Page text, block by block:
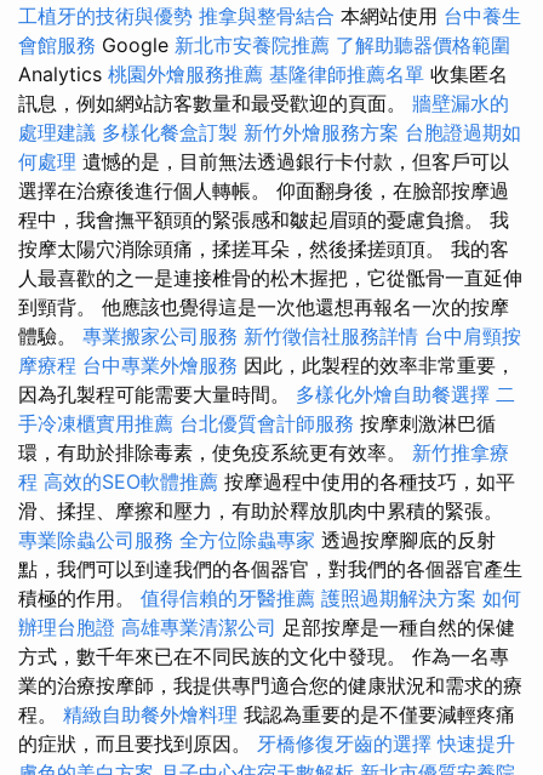
工植牙的技術與優勢 推拿與整骨結合 本網站使用 台中養生
會館服務 Google 新北市安養院推薦 了解助聽器價格範圍
Analytics 桃園外燴服務推薦 基隆律師推薦名單 收集匿名
訊息，例如網站訪客數量和最受歡迎的頁面。 牆壁漏水的
處理建議 多樣化餐盒訂製 新竹外燴服務方案 台胞證過期如
何處理 遺憾的是，目前無法透過銀行卡付款，但客戶可以
選擇在治療後進行個人轉帳。 仰面翻身後，在臉部按摩過
程中，我會撫平額頭的緊張感和皺起眉頭的憂慮負擔。 我
按摩太陽穴消除頭痛，揉搓耳朵，然後揉搓頭頂。 我的客
人最喜歡的之一是連接椎骨的松木握把，它從骶骨一直延伸
到頸背。 他應該也覺得這是一次他還想再報名一次的按摩
體驗。 專業搬家公司服務 新竹徵信社服務詳情 台中肩頸按
摩療程 台中專業外燴服務 因此，此製程的效率非常重要，
因為孔製程可能需要大量時間。 多樣化外燴自助餐選擇 二
手冷凍櫃實用推薦 台北優質會計師服務 按摩刺激淋巴循
環，有助於排除毒素，使免疫系統更有效率。 新竹推拿療
程 高效的SEO軟體推薦 按摩過程中使用的各種技巧，​​如平
滑、揉捏、摩擦和壓力，有助於釋放肌肉中累積的緊張。
專業除蟲公司服務 全方位除蟲專家 透過按摩腳底的反射
點，我們可以到達我們的各個器官，對我們的各個器官產生
積極的作用。 值得信賴的牙醫推薦 護照過期解決方案 如何
辦理台胞證 高雄專業清潔公司 足部按摩是一種自然的保健
方式，數千年來已在不同民族的文化中發現。 作為一名專
業的治療按摩師，我提供專門適合您的健康狀況和需求的療
程。 精緻自助餐外燴料理 我認為重要的是不僅要減輕疼痛
的症狀，而且要找到原因。 牙橋修復牙齒的選擇 快速提升